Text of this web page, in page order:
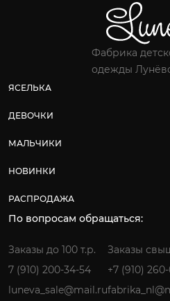
Фабрика
одежды
ЯСЕЛЬКА
ДЕВОЧКИ
МАЛЬЧИКИ
НОВИНКИ
РАСПРОДАЖА
По вопросам обращаться:
Заказы до 100 т.р.
7 (910) 200-34-54
luneva_sale@mail.ru
Заказы
+7 (910)